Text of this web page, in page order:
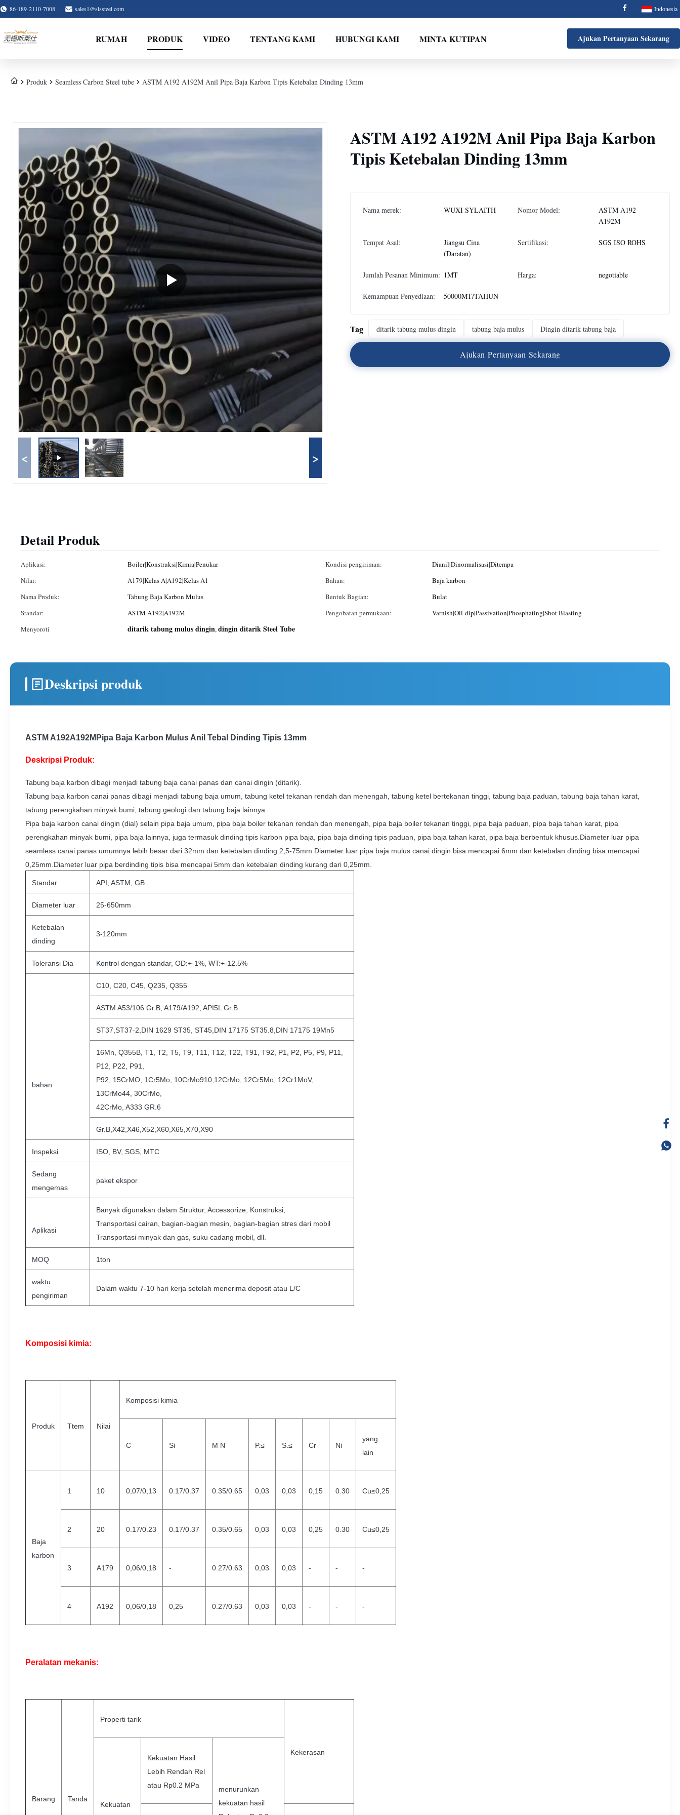
86-189-2110-7008 sales1@slssteel.com Indonesia
RUMAH PRODUK VIDEO TENTANG KAMI HUBUNGI KAMI MINTA KUTIPAN Ajukan Pertanyaan Sekarang
Produk Seamless Carbon Steel tube ASTM A192 A192M Anil Pipa Baja Karbon Tipis Ketebalan Dinding 13mm
< >
ASTM A192 A192M Anil Pipa Baja Karbon
Tipis Ketebalan Dinding 13mm
Nama merek: WUXI SYLAITH Nomor Model:
ASTM A192
A192M
Tempat Asal:
Jiangsu Cina
(Daratan)
Sertifikasi: SGS ISO ROHS
Jumlah Pesanan Minimum: 1MT Harga: negotiable
Kemampuan Penyediaan: 50000MT/TAHUN
Tag ditarik tabung mulus dingin tabung baja mulus Dingin ditarik tabung baja
Ajukan Pertanyaan Sekarang
Detail Produk
Aplikasi: Boiler|Konstruksi|Kimia|Penukar Kondisi pengiriman:
Dianil|Dinormalisasi|Ditempa
Nilai:
A179|Kelas A|A192|Kelas A1 Bahan:
Baja karbon
Nama Produk:
Tabung Baja Karbon Mulus Bentuk Bagian:
Bulat
Standar:
ASTM A192|A192M Pengobatan permukaan:
Varnish|Oil-dip|Passivation|Phosphating|Shot Blasting
Menyoroti
ditarik tabung mulus dingin,dingin ditarik Steel Tube
Deskripsi produk
ASTM A192A192M Pipa Baja Karbon Mulus Anil Tebal Dinding Tipis 13mm
Deskripsi Produk:
Tabung baja karbon dibagi menjadi tabung baja canai panas dan canai dingin (ditarik).
Tabung baja karbon canai panas dibagi menjadi tabung baja umum, tabung ketel tekanan rendah dan menengah, tabung ketel bertekanan tinggi, tabung baja paduan, tabung baja tahan karat,
tabung perengkahan minyak bumi, tabung geologi dan tabung baja lainnya.
Pipa baja karbon canai dingin (dial) selain pipa baja umum, pipa baja boiler tekanan rendah dan menengah, pipa baja boiler tekanan tinggi, pipa baja paduan, pipa baja tahan karat, pipa
perengkahan minyak bumi, pipa baja lainnya, juga termasuk dinding tipis karbon pipa baja, pipa baja dinding tipis paduan, pipa baja tahan karat, pipa baja berbentuk khusus.Diameter luar pipa
seamless canai panas umumnya lebih besar dari 32mm dan ketebalan dinding 2,5-75mm.Diameter luar pipa baja mulus canai dingin bisa mencapai 6mm dan ketebalan dinding bisa mencapai
0,25mm.Diameter luar pipa berdinding tipis bisa mencapai 5mm dan ketebalan dinding kurang dari 0,25mm.
Standar API, ASTM, GB
Diameter luar 25-650mm
Ketebalan
dinding
3-120mm
Toleransi Dia Kontrol dengan standar, OD:+-1%, WT:+-12.5%
bahan
C10, C20, C45, Q235, Q355
ASTM A53/106 Gr.B, A179/A192, API5L Gr.B
ST37,ST37-2,DIN 1629 ST35, ST45,DIN 17175 ST35.8,DIN 17175 19Mn5
16Mn, Q355B, T1, T2, T5, T9, T11, T12, T22, T91, T92, P1, P2, P5, P9, P11,
P12, P22, P91,
P92, 15CrMO, 1Cr5Mo, 10CrMo910,12CrMo, 12Cr5Mo, 12Cr1MoV,
13CrMo44, 30CrMo,
42CrMo, A333 GR.6
Gr.B,X42,X46,X52,X60,X65,X70,X90
Inspeksi ISO, BV, SGS, MTC
Sedang
mengemas
paket ekspor
Aplikasi
Banyak digunakan dalam Struktur, Accessorize, Konstruksi,
Transportasi cairan, bagian-bagian mesin, bagian-bagian stres dari mobil
Transportasi minyak dan gas, suku cadang mobil, dll.
MOQ 1ton
waktu
pengiriman
Dalam waktu 7-10 hari kerja setelah menerima deposit atau L/C
Komposisi kimia:
Produk Ttem Nilai
Komposisi kimia
C Si M N P.≤ S.≤ Cr Ni
yang
lain
Baja
karbon
1 10 0,07/0,13 0.17/0.37 0.35/0.65 0,03 0,03 0,15 0.30 Cu≤0,25
2 20 0.17/0.23 0.17/0.37 0.35/0.65 0,03 0,03 0,25 0.30 Cu≤0,25
3 A179 0,06/0,18 - 0.27/0.63 0,03 0,03 - - -
4 A192 0,06/0,18 0,25 0.27/0.63 0,03 0,03 - - -
Peralatan mekanis:
Barang Tanda
Properti tarik
Kekerasan
Kekuatan
Kekuatan Hasil
Lebih Rendah Rel
atau Rp0.2 MPa
menurunkan
kekuatan hasil